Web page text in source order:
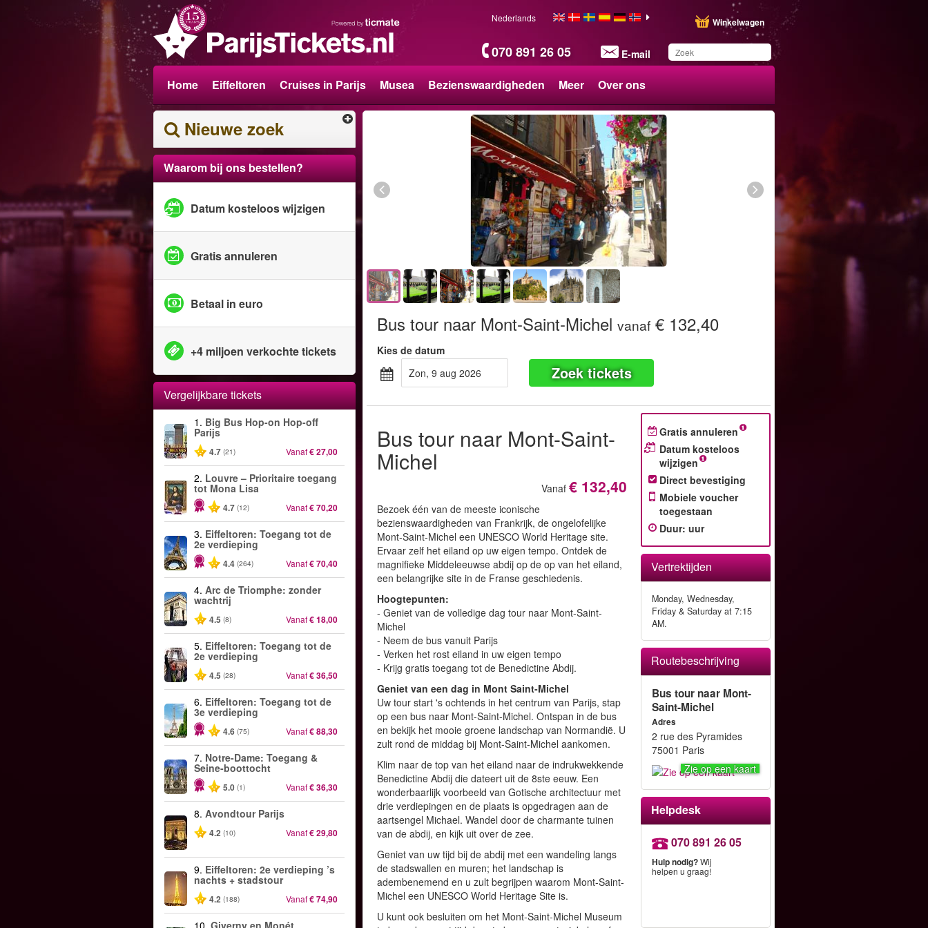
070 891 26 05 E-mail
Winkelwagen
Nederlands
Home Eiffeltoren Cruises in Parijs Musea Bezienswaardigheden Meer Over ons
Dit product is
toegevoegd aan uw
Nieuwe zoek
Waarom bij ons bestellen?
Datum kosteloos wijzigen
Gratis annuleren
Betaal in euro
+4 miljoen verkochte tickets
Vergelijkbare tickets
1. Big Bus Hop-on Hop-off
Parijs
4.7 (21) Vanaf€ 27,00
2. Louvre – Prioritaire toegang
tot Mona Lisa
4.7 (12) Vanaf€ 70,20
3. Eiffeltoren: Toegang tot de
2e verdieping
4.4 (264) Vanaf€ 70,40
4. Arc de Triomphe: zonder
wachtrij
4.5 (8) Vanaf€ 18,00
5. Eiffeltoren: Toegang tot de
2e verdieping
4.5 (28) Vanaf€ 36,50
6. Eiffeltoren: Toegang tot de
3e verdieping
4.6 (75) Vanaf€ 88,30
7. Notre-Dame: Toegang &
Seine-boottocht
5.0 (1) Vanaf€ 36,30
8. Avondtour Parijs
4.2 (10) Vanaf€ 29,80
9. Eiffeltoren: 2e verdieping ’s
nachts + stadstour
4.2 (188) Vanaf€ 74,90
10. Giverny en Monét
Bus tour naar Mont-Saint-Michel vanaf € 132,40
Kies de datum
zon, 9 aug 2026
Zoek tickets
Bus tour naar Mont-Saint-
Michel
Vanaf € 132,40
Bezoek één van de meeste iconische
bezienswaardigheden van Frankrijk, de ongelofelijke
Mont-Saint-Michel een UNESCO World Heritage site.
Ervaar zelf het eiland op uw eigen tempo. Ontdek de
magnifieke Middeleeuwse abdij op de op van het eiland,
een belangrijke site in de Franse geschiedenis.
Hoogtepunten:
- Geniet van de volledige dag tour naar Mont-Saint-
Michel
- Neem de bus vanuit Parijs
- Verken het rost eiland in uw eigen tempo
- Krijg gratis toegang tot de Benedictine Abdij.
Geniet van een dag in Mont Saint-Michel
Uw tour start 's ochtends in het centrum van Parijs, stap
op een bus naar Mont-Saint-Michel. Ontspan in de bus
en bekijk het mooie groene landschap van Normandië. U
zult rond de middag bij Mont-Saint-Michel aankomen.
Klim naar de top van het eiland naar de indrukwekkende
Benedictine Abdij die dateert uit de 8ste eeuw. Een
wonderbaarlijk voorbeeld van Gotische architectuur met
drie verdiepingen en de plaats is opgedragen aan de
aartsengel Michael. Wandel door de charmante tuinen
van de abdij, en kijk uit over de zee.
Geniet van uw tijd bij de abdij met een wandeling langs
de stadswallen en muren; het landschap is
adembenemend en u zult begrijpen waarom Mont-Saint-
Michel een UNESCO World Heritage Site is.
U kunt ook besluiten om het Mont-Saint-Michel Museum
Gratis annuleren
Datum kosteloos
wijzigen
Direct bevestiging
Mobiele voucher
toegestaan
Duur: uur
Vertrektijden
Monday, Wednesday,
Friday & Saturday at 7:15
AM.
Routebeschrijving
Bus tour naar Mont-
Saint-Michel
Adres
2 rue des Pyramides
75001 Paris
Zie op een kaart
Helpdesk
070 891 26 05
Hulp nodig?Wij
helpen u graag!